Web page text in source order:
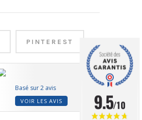
PINTEREST
Basé sur 2 avis
VOIR LES AVIS 9.5/10